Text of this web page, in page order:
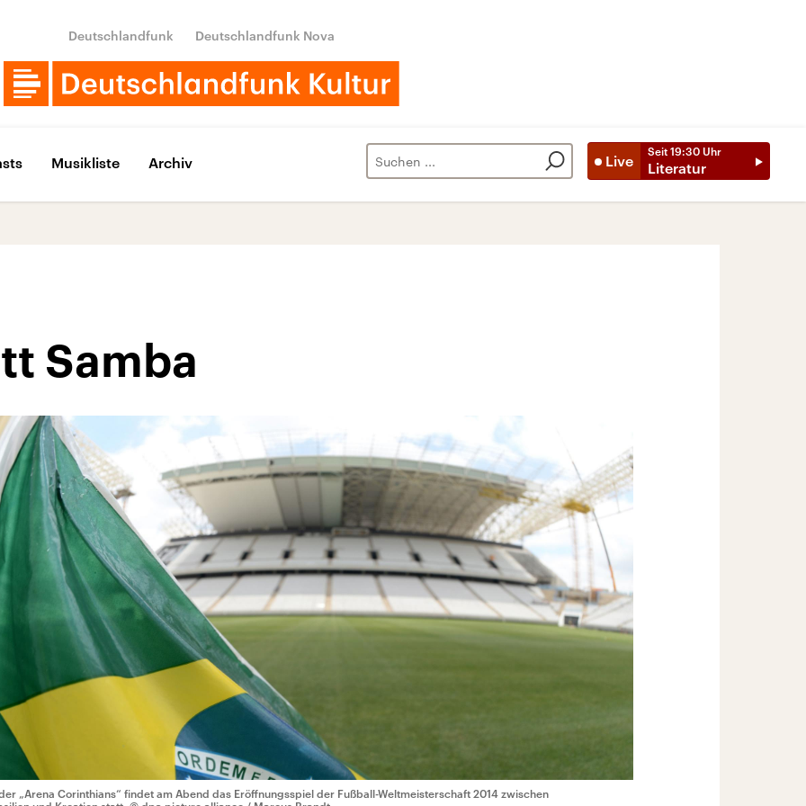
Deutschlandfunk Deutschlandfunk Nova
Live
Seit 19:30 Uhr
Literatur
Musikliste Archiv
Samba
„Arena Corinthians“ findet am Abend das Eröffnungsspiel der Fußball-Weltmeisterschaft 2014 zwischen